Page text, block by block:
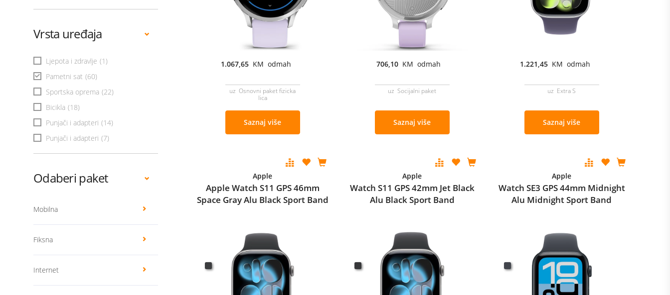
Vrsta uređaja
Ljepota i zdravlje (1)
Pametni sat (60)
Sportska oprema (22)
Bicikla (18)
Punjači i adapteri (14)
Punjači i adapteri (7)
Odaberi paket
Mobilna
Fiksna
Internet
1.067,65 KM odmah
uz Osnovni paket fizicka
lica
Saznaj više
706,10 KM odmah
uz Socijalni paket
Saznaj više
1.221,45 KM odmah
uz Extra S
Saznaj više
Apple
Apple Watch S11 GPS 46mm
Space Gray Alu Black Sport Band
Apple
Watch S11 GPS 42mm Jet Black
Alu Black Sport Band
Apple
Watch SE3 GPS 44mm Midnight
Alu Midnight Sport Band